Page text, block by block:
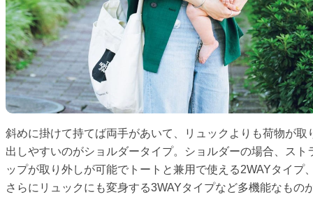
斜めに掛けて持てば両手があいて、リュックよりも荷物が取
出しやすいのがショルダータイプ。ショルダーの場合、スト
ップが取り外しが可能でトートと兼用で使える2WAYタイプ
さらにリュックにも変身する3WAYタイプなど多機能なもの